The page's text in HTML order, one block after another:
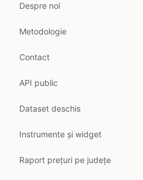
Despre noi
Metodologie
Contact
API public
Dataset deschis
Instrumente și widget
Raport prețuri pe județe